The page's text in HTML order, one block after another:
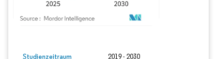
Studienzeitraum 2019 - 2030